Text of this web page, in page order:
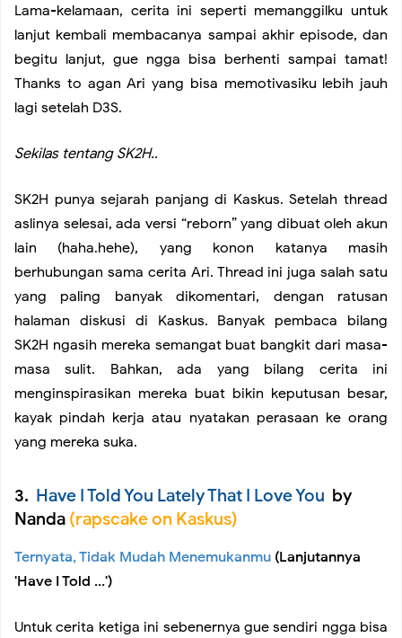
Lama-kelamaan, cerita ini seperti memanggilku untuk
lanjut kembali membacanya sampai akhir episode, dan
begitu lanjut, gue ngga bisa berhenti sampai tamat!
Thanks to agan Ari yang bisa memotivasiku lebih jauh
lagi setelah D3S.
Sekilas tentang SK2H..
SK2H punya sejarah panjang di Kaskus. Setelah thread
aslinya selesai, ada versi “reborn” yang dibuat oleh akun
lain (haha.hehe), yang konon katanya masih
berhubungan sama cerita Ari. Thread ini juga salah satu
yang paling banyak dikomentari, dengan ratusan
halaman diskusi di Kaskus. Banyak pembaca bilang
SK2H ngasih mereka semangat buat bangkit dari masa-
masa sulit. Bahkan, ada yang bilang cerita ini
menginspirasikan mereka buat bikin keputusan besar,
kayak pindah kerja atau nyatakan perasaan ke orang
yang mereka suka.
3. Have I Told You Lately That I Love You by
Nanda (rapscake on Kaskus)
Ternyata, Tidak Mudah Menemukanmu (Lanjutannya
'Have I Told ...')
Untuk cerita ketiga ini sebenernya gue sendiri ngga bisa